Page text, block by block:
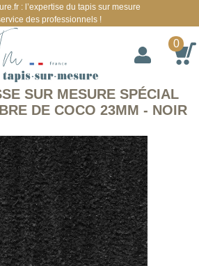
SUR MESURE SPÉCIAL
DE COCO 23MM - NOIR
: l’expertise du tapis sur mesure
des professionnels !
0